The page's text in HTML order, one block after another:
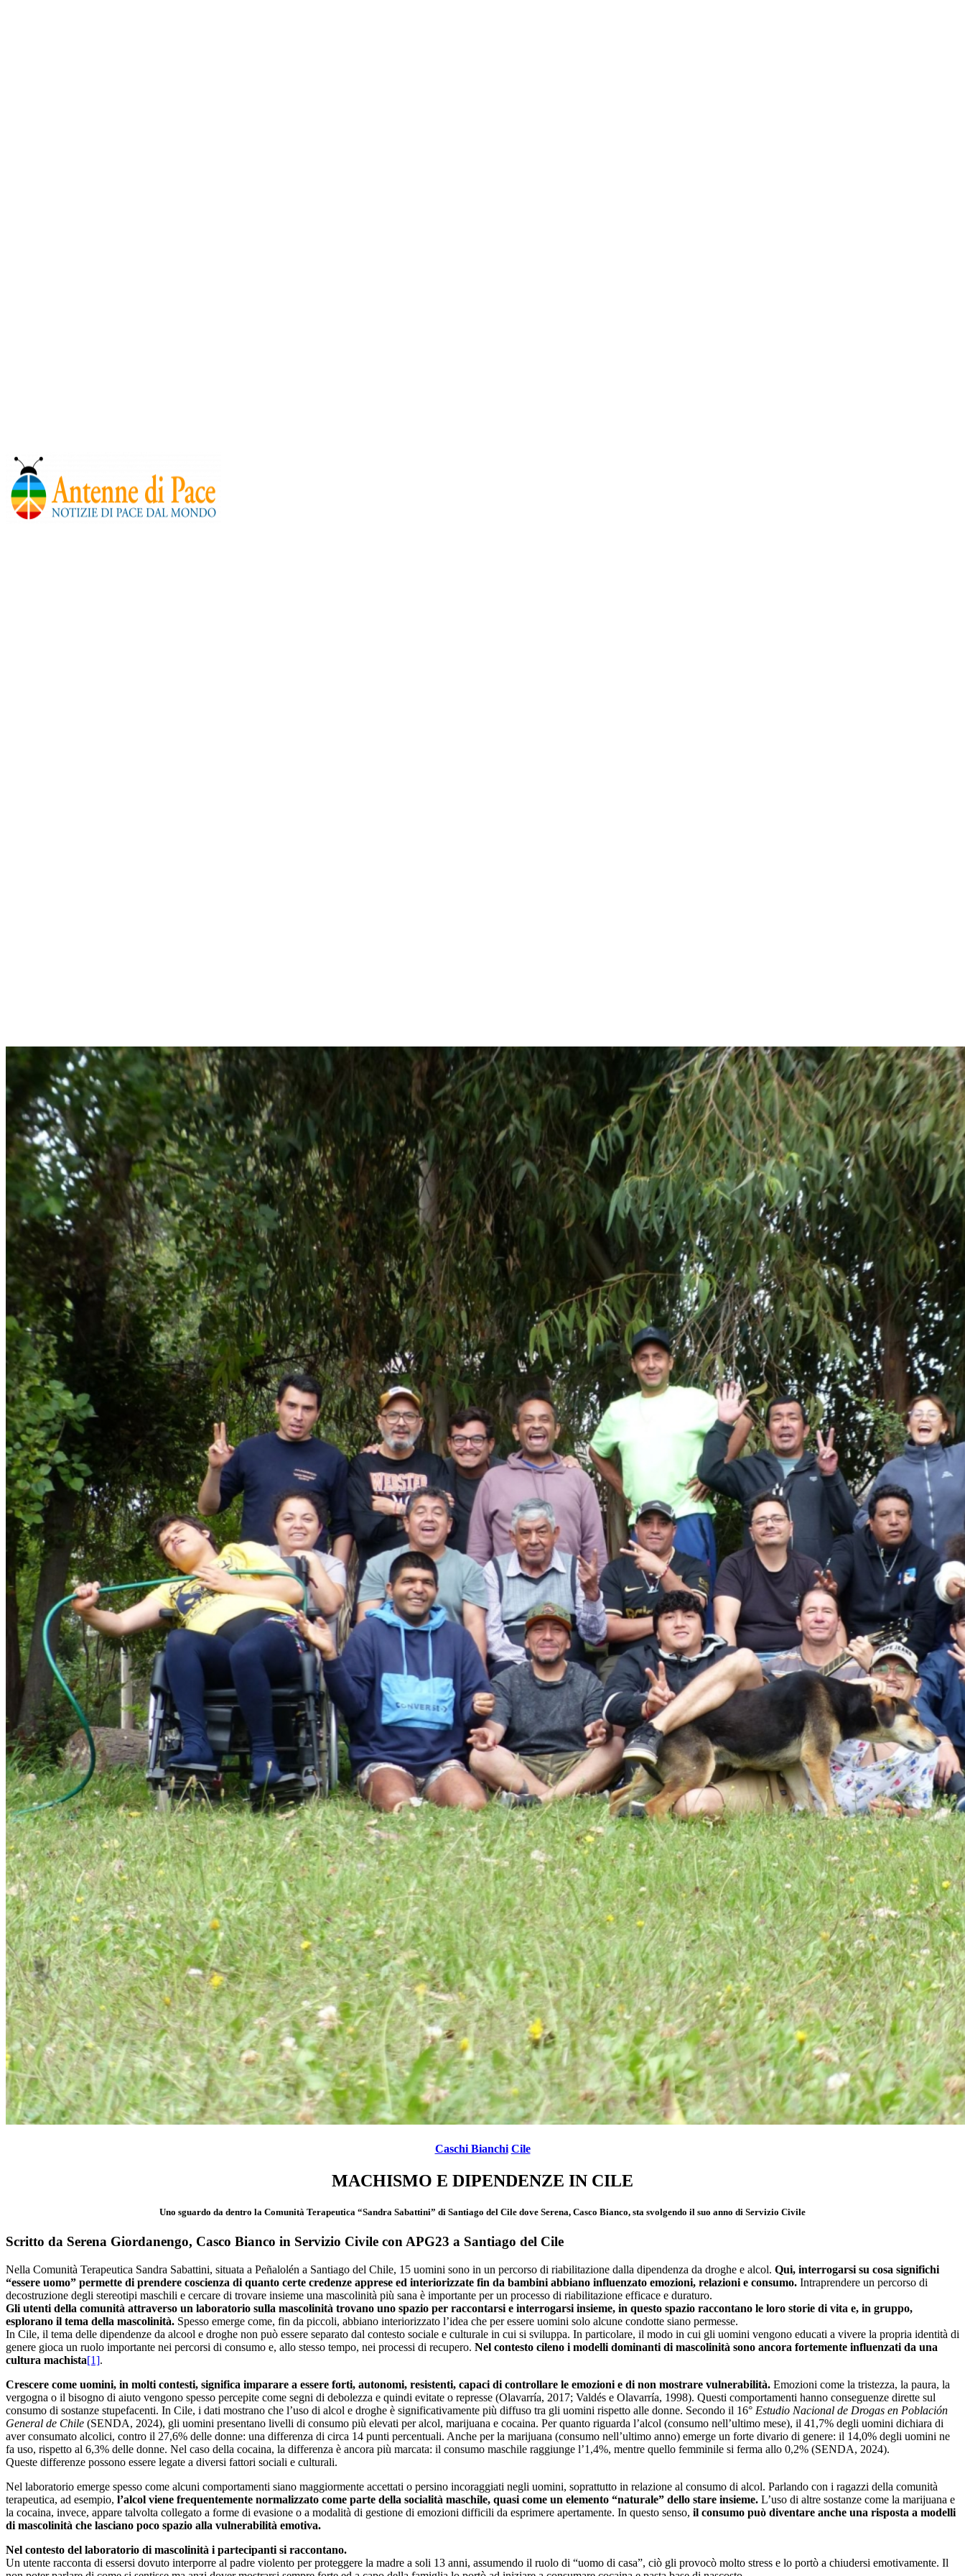
Chi siamo
Caschi Bianchi Cile
MACHISMO E DIPENDENZE IN CILE
Uno sguardo da dentro la Comunità Terapeutica “Sandra Sabattini” di Santiago del Cile dove Serena, Casco Bianco, sta svolgendo il suo anno di Servizio Civile
Scritto da Serena Giordanengo, Casco Bianco in Servizio Civile con APG23 a Santiago del Cile
Nella Comunità Terapeutica Sandra Sabattini, situata a Peñalolén a Santiago del Chile, 15 uomini sono in un percorso di riabilitazione dalla dipendenza da droghe e alcol. Qui, interrogarsi su cosa significhi
“essere uomo” permette di prendere coscienza di quanto certe credenze apprese ed interiorizzate fin da bambini abbiano influenzato emozioni, relazioni e consumo. Intraprendere un percorso di
decostruzione degli stereotipi maschili e cercare di trovare insieme una mascolinità più sana è importante per un processo di riabilitazione efficace e duraturo.
Gli utenti della comunità attraverso un laboratorio sulla mascolinità trovano uno spazio per raccontarsi e interrogarsi insieme, in questo spazio raccontano le loro storie di vita e, in gruppo,
esplorano il tema della mascolinità. Spesso emerge come, fin da piccoli, abbiano interiorizzato l’idea che per essere uomini solo alcune condotte siano permesse.
In Cile, il tema delle dipendenze da alcool e droghe non può essere separato dal contesto sociale e culturale in cui si sviluppa. In particolare, il modo in cui gli uomini vengono educati a vivere la propria identità di
genere gioca un ruolo importante nei percorsi di consumo e, allo stesso tempo, nei processi di recupero. Nel contesto cileno i modelli dominanti di mascolinità sono ancora fortemente influenzati da una
cultura machista[1].
Crescere come uomini, in molti contesti, significa imparare a essere forti, autonomi, resistenti, capaci di controllare le emozioni e di non mostrare vulnerabilità. Emozioni come la tristezza, la paura, la
vergogna o il bisogno di aiuto vengono spesso percepite come segni di debolezza e quindi evitate o represse (Olavarría, 2017; Valdés e Olavarría, 1998). Questi comportamenti hanno conseguenze dirette sul
consumo di sostanze stupefacenti. In Cile, i dati mostrano che l’uso di alcol e droghe è significativamente più diffuso tra gli uomini rispetto alle donne. Secondo il 16° Estudio Nacional de Drogas en Población
General de Chile (SENDA, 2024), gli uomini presentano livelli di consumo più elevati per alcol, marijuana e cocaina. Per quanto riguarda l’alcol (consumo nell’ultimo mese), il 41,7% degli uomini dichiara di
aver consumato alcolici, contro il 27,6% delle donne: una differenza di circa 14 punti percentuali. Anche per la marijuana (consumo nell’ultimo anno) emerge un forte divario di genere: il 14,0% degli uomini ne
fa uso, rispetto al 6,3% delle donne. Nel caso della cocaina, la differenza è ancora più marcata: il consumo maschile raggiunge l’1,4%, mentre quello femminile si ferma allo 0,2% (SENDA, 2024).
Queste differenze possono essere legate a diversi fattori sociali e culturali.
Nel laboratorio emerge spesso come alcuni comportamenti siano maggiormente accettati o persino incoraggiati negli uomini, soprattutto in relazione al consumo di alcol. Parlando con i ragazzi della comunità
terapeutica, ad esempio, l’alcol viene frequentemente normalizzato come parte della socialità maschile, quasi come un elemento “naturale” dello stare insieme. L’uso di altre sostanze come la marijuana e
la cocaina, invece, appare talvolta collegato a forme di evasione o a modalità di gestione di emozioni difficili da esprimere apertamente. In questo senso, il consumo può diventare anche una risposta a modelli
di mascolinità che lasciano poco spazio alla vulnerabilità emotiva.
Nel contesto del laboratorio di mascolinità i partecipanti si raccontano.
Un utente racconta di essersi dovuto interporre al padre violento per proteggere la madre a soli 13 anni, assumendo il ruolo di “uomo di casa”, ciò gli provocò molto stress e lo portò a chiudersi emotivamente. Il